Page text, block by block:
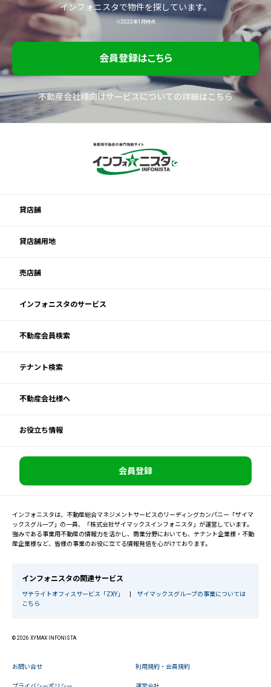
インフォニスタで物件を探しています。
※2023年1月時点
会員登録はこちら
不動産会社様向けサービスについての詳細はこちら
貸店舗
貸店舗用地
売店舗
インフォニスタのサービス
不動産会員検索
テナント検索
不動産会社様へ
お役立ち情報
会員登録
インフォニスタは、不動産総合マネジメントサービスのリーディングカンパニー「ザイマ
ックスグループ」の一員、「株式会社ザイマックスインフォニスタ」が運営しています。
強みである事業用不動産の情報力を活かし、商業分野においても、テナント企業様・不動
産企業様など、皆様の事業のお役に立てる情報発信を心がけております。
インフォニスタの関連サービス
サテライトオフィスサービス「ZXY」
ザイマックスグループの事業については
こちら
© 2026 XYMAX INFONISTA
お問い合せ 利用規約・会員規約